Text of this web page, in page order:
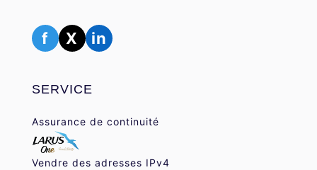
f X in
SERVICE
Assurance de continuité
Vendre des adresses IPv4